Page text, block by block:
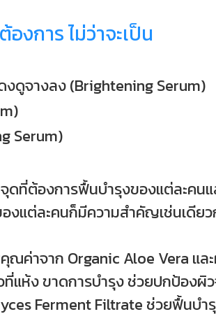
งการ ไม่ว่าจะเป็น
งดูจางลง (Brightening Serum)
Serum)
ที่ต้องการฟื้นบำรุงของแต่ละคน
องแต่ละคนก็มีความสำคัญเช่นเดียว
ณค่าจาก Organic Aloe Vera แ
แห้ง ขาดการบำรุง ช่วยปกป้องผิ
Ferment Filtrate ช่วยฟื้นบ